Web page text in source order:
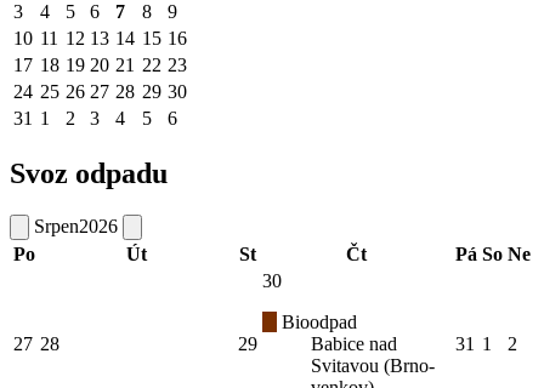
3
4 5 6 7 8
9
10 11 12 13 14 15 16
17 18 19 20 21 22 23
24 25 26 27 28 29 30
31 1 2 3 4 5 6
Svoz odpadu
Srpen2026
Po
Út St Čt Pá So Ne
27 28 29
30
Bioodpad
Babice nad
Svitavou (Brno-
31 1 2